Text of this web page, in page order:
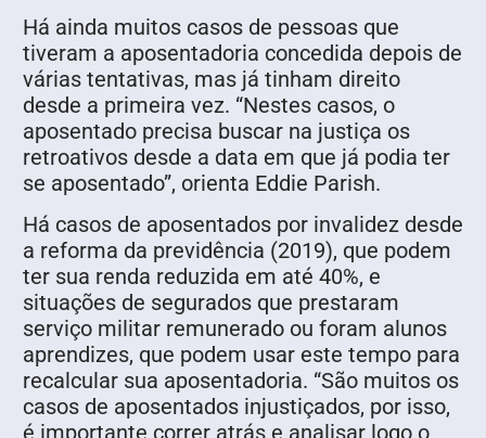
Há ainda muitos casos de pessoas que
tiveram a aposentadoria concedida depois de
várias tentativas, mas já tinham direito
desde a primeira vez. “Nestes casos, o
aposentado precisa buscar na justiça os
retroativos desde a data em que já podia ter
se aposentado”, orienta Eddie Parish.
Há casos de aposentados por invalidez desde
a reforma da previdência (2019), que podem
ter sua renda reduzida em até 40%, e
situações de segurados que prestaram
serviço militar remunerado ou foram alunos
aprendizes, que podem usar este tempo para
recalcular sua aposentadoria. “São muitos os
casos de aposentados injustiçados, por isso,
é importante correr atrás e analisar logo o